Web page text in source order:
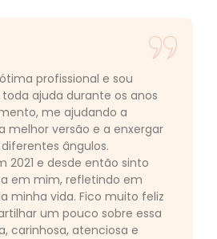
profissional e sou
ajuda durante os anos
me ajudando a
melhor versão e a enxergar
ângulos.
2021 e desde então sinto
em mim, refletindo em
minha vida. Fico muito feliz
um pouco sobre essa
carinhosa, atenciosa e